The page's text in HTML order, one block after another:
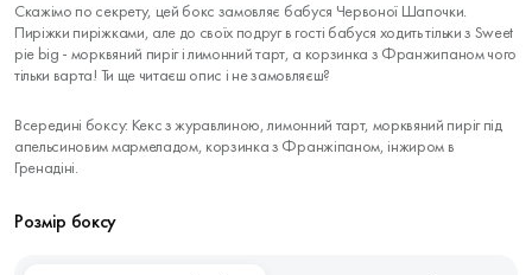
Скажімо по секрету, цей бокс замовляє бабуся Червоної Шапочки.
Пиріжки пиріжками, але до своїх подруг в гості бабуся ходить тільки з Sweet
pie big - морквяний пиріг і лимонний тарт, а корзинка з Франжипаном чого
тільки варта! Ти ще читаєш опис і не замовляєш?
Всередині боксу: Кекс з журавлиною, лимонний тарт, морквяний пиріг під
апельсиновим мармеладом, корзинка з Франжіпаном, інжиром в
Гренадіні.
Розмір боксу